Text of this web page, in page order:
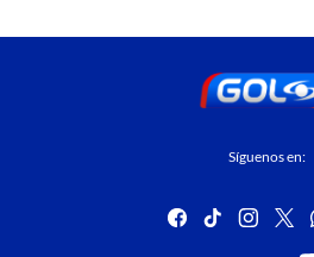
Síguenos en:
facebook
tiktok